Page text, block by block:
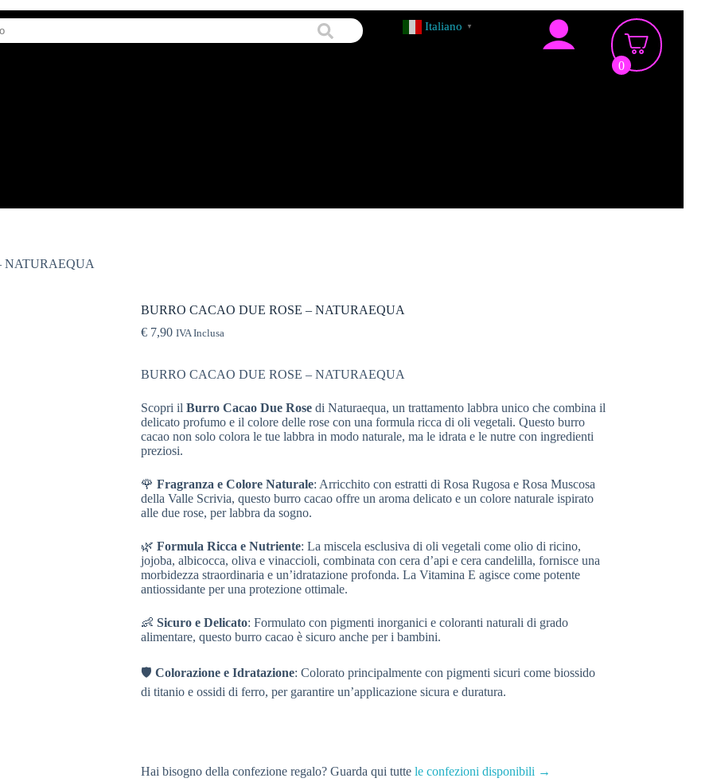
Italiano ▼
0
NATURAEQUA
BURRO CACAO DUE ROSE – NATURAEQUA
€7,90 IVA Inclusa
BURRO CACAO DUE ROSE – NATURAEQUA
Scopri il Burro Cacao Due Rosedi Naturaequa, un trattamento labbra unico che combina il
delicato profumo e il colore delle rose con una formula ricca di oli vegetali. Questo burro
cacao non solo colora le tue labbra in modo naturale, ma le idrata e le nutre con ingredienti
preziosi.
🌹 Fragranza e Colore Naturale: Arricchito con estratti di Rosa Rugosa e Rosa Muscosa
della Valle Scrivia, questo burro cacao offre un aroma delicato e un colore naturale ispirato
alle due rose, per labbra da sogno.
🌿 Formula Ricca e Nutriente: La miscela esclusiva di oli vegetali come olio di ricino,
jojoba, albicocca, oliva e vinaccioli, combinata con cera d’api e cera candelilla, fornisce una
morbidezza straordinaria e un’idratazione profonda. La Vitamina E agisce come potente
antiossidante per una protezione ottimale.
👶 Sicuro e Delicato: Formulato con pigmenti inorganici e coloranti naturali di grado
alimentare, questo burro cacao è sicuro anche per i bambini.
🛡️ Colorazione e Idratazione: Colorato principalmente con pigmenti sicuri come biossido
di titanio e ossidi di ferro, per garantire un’applicazione sicura e duratura.
Hai bisogno della confezione regalo? Guarda qui tutte le confezioni disponibili →